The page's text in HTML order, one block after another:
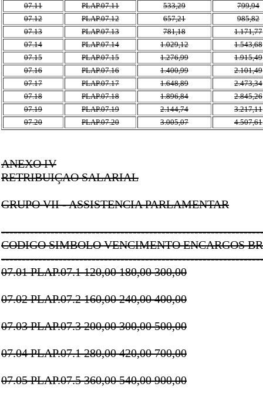
07.11
PLAP.07.11 533,29
799,94
07.12
PLAP.07.12 657,21
985,82
07.13
PLAP.07.13 781,18
1.171,77
07.14
PLAP.07.14 1.029,12
1.543,68
07.15
PLAP.07.15 1.276,99
1.915,49
07.16
PLAP.07.16 1.400,99
2.101,49
07.17
PLAP.07.17 1.648,89
2.473,34
07.18
PLAP.07.18 1.896,84
2.845,26
07.19
PLAP.07.19 2.144,74
3.217,11
07.20
PLAP.07.20 3.005,07 4.507,61
ANEXO IV
RETRIBUIÇAO SALARIAL
GRUPO VII - ASSISTENCIA PARLAMENTAR
CODIGO SIMBOLO VENCIMENTO ENCARGOS
07.01 PLAP.07.1 120,00 180,00 300,00
07.02 PLAP.07.2 160,00 240,00 400,00
07.03 PLAP.07.3 200,00 300,00 500,00
07.04 PLAP.07.1 280,00 420,00 700,00
07.05 PLAP.07.5 360,00 540,00 900,00